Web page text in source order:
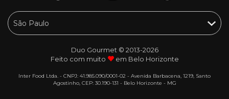
Duo Gourmet © 2013-2026
Feito com muito
em Belo Horizonte
Inter Food Ltda. - CNPJ: 41.985.090/0001-02 - Avenida Barbacena, 1219, Santo
Agostinho, CEP: 30.190-131 - Belo Horizonte - MG